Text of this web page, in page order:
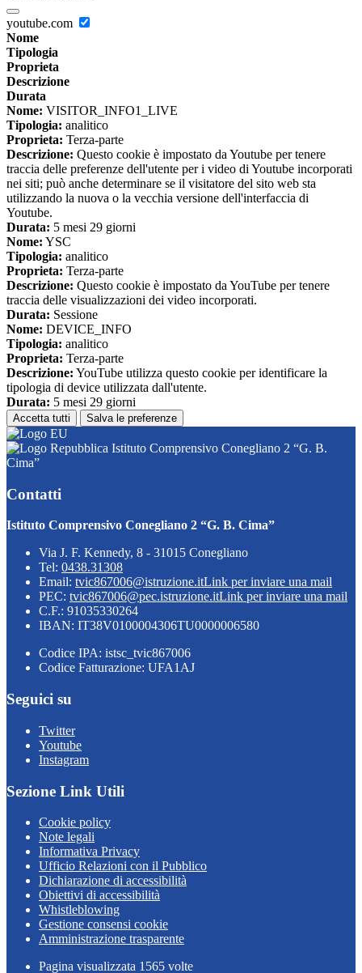
youtube.com
Nome
Tipologia
Proprieta
Descrizione
Durata
Nome: VISITOR_INFO1_LIVE
Tipologia: analitico
Proprieta: Terza-parte
Descrizione: Questo cookie è impostato da Youtube per tenere
traccia delle preferenze dell'utente per i video di Youtube incorporati
nei siti; può anche determinare se il visitatore del sito web sta
utilizzando la nuova o la vecchia versione dell'interfaccia di
Youtube.
Durata: 5 mesi 29 giorni
Nome: YSC
Tipologia: analitico
Proprieta: Terza-parte
Descrizione: Questo cookie è impostato da YouTube per tenere
traccia delle visualizzazioni dei video incorporati.
Durata: Sessione
Nome: DEVICE_INFO
Tipologia: analitico
Proprieta: Terza-parte
Descrizione: YouTube utilizza questo cookie per identificare la
tipologia di device utilizzata dall'utente.
Durata: 5 mesi 29 giorni
Accetta tutti Salva le preferenze
Istituto Comprensivo Conegliano 2 “G. B.
Cima”
Contatti
Istituto Comprensivo Conegliano 2 “G. B. Cima”
Via J. F. Kennedy, 8 - 31015 Conegliano
Tel: 0438.31308
Email: tvic867006@istruzione.itLink per inviare una mail
PEC: tvic867006@pec.istruzione.itLink per inviare una mail
C.F.: 91035330264
IBAN: IT38V0100004306TU0000006580
Codice IPA: istsc_tvic867006
Codice Fatturazione: UFA1AJ
Seguici su
Twitter
Youtube
Instagram
Sezione Link Utili
Cookie policy
Note legali
Informativa Privacy
Ufficio Relazioni con il Pubblico
Dichiarazione di accessibilità
Obiettivi di accessibilità
Whistleblowing
Gestione consensi cookie
Amministrazione trasparente
Pagina visualizzata 1565 volte